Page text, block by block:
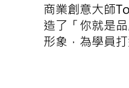
商業創意大師
造了「你就是
形象，為學員